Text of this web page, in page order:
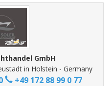
GmbH
in Holstein - Germany
+49 172 88 99 0 77